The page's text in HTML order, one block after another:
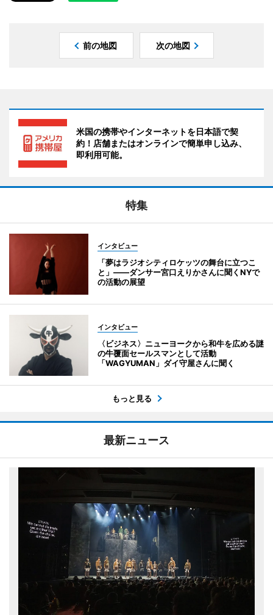
前の地図 次の地図
米国の携帯やインターネットを日本語で契
約！店舗またはオンラインで簡単申し込み、
即利用可能。
特集
インタビュー
「夢はラジオシティロケッツの舞台に立つこ
と」――ダンサー宮口えりかさんに聞くNYで
の活動の展望
インタビュー
〈ビジネス〉ニューヨークから和牛を広める謎
の牛覆面セールスマンとして活動
「WAGYUMAN」ダイ守屋さんに聞く
もっと見る
最新ニュース